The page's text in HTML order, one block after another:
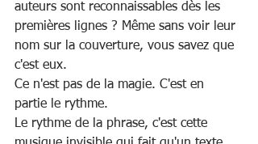
auteurs sont reconnaissables dès les
premières lignes ? Même sans voir leur
nom sur la couverture, vous savez que
c'est eux.
Ce n'est pas de la magie. C'est en
partie le rythme.
Le rythme de la phrase, c'est cette